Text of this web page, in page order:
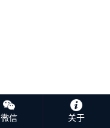
微信 关于